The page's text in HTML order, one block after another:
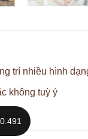
trí nhiều hình
không tuỳ ý